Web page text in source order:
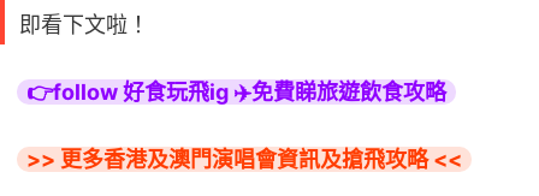
即看下文啦！
👉follow 好食玩飛ig ✈️免費睇旅遊飲食攻略
>> 更多香港及澳門演唱會資訊及搶飛攻略 <<